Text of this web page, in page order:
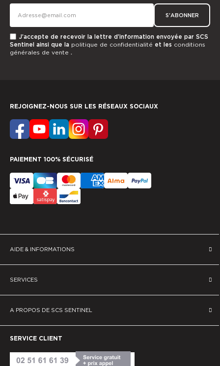
S'ABONNER
J’accepte de recevoir la lettre d’information envoyée par SCS
Sentinel ainsi que la politique de confidentialité et les conditions
générales de vente .
AIDE & INFORMATIONS
SERVICES
A PROPOS DE SCS SENTINEL
SERVICE CLIENT
REJOIGNEZ-NOUS SUR LES RÉSEAUX SOCIAUX
PAIEMENT 100% SÉCURISÉ